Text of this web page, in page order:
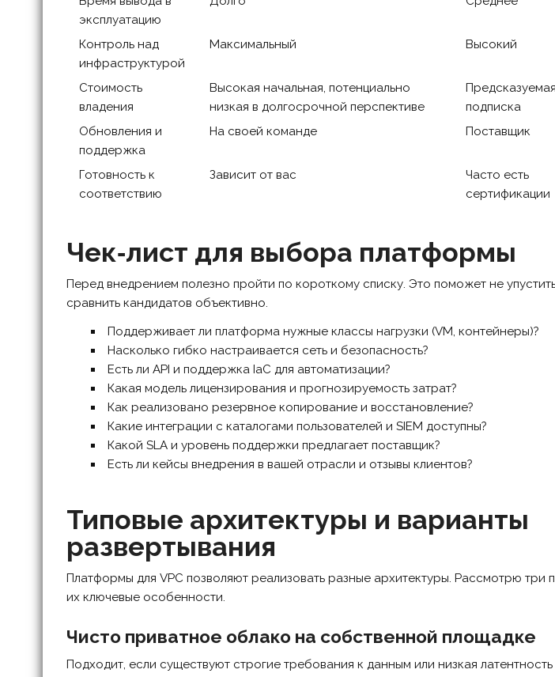
эксплуатацию
Контроль над
инфраструктурой
Максимальный Высокий
Стоимость
владения
Высокая начальная, потенциально
низкая в долгосрочной перспективе
подписка
Обновления и
поддержка
На своей команде Поставщик
Готовность к
соответствию
Зависит от вас
Часто есть
сертификации
Чек‑лист для выбора платформы
Перед внедрением полезно пройти по короткому списку. Это поможет не
сравнить кандидатов объективно.
Поддерживает ли платформа нужные классы нагрузки (VM, контейнеры)?
Насколько гибко настраивается сеть и безопасность?
Есть ли API и поддержка IaC для автоматизации?
Какая модель лицензирования и прогнозируемость затрат?
Как реализовано резервное копирование и восстановление?
Какие интеграции с каталогами пользователей и SIEM доступны?
Какой SLA и уровень поддержки предлагает поставщик?
Есть ли кейсы внедрения в вашей отрасли и отзывы клиентов?
Типовые архитектуры и варианты
развертывания
Платформы для VPC позволяют реализовать разные архитектуры. Рассмотрю три
их ключевые особенности.
Чисто приватное облако на собственной площадке
Подходит, если существуют строгие требования к данным или низкая